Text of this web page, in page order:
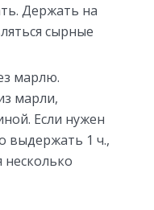
Держать на
сырные
марлю.
марли,
Если нужен
выдержать 1 ч.,
несколько